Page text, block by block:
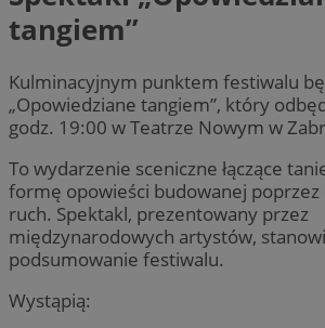
tangiem”
Kulminacyjnym punktem festiwalu
„Opowiedziane tangiem”, który
godz. 19:00 w Teatrze Nowym w
To wydarzenie sceniczne łączące
formę opowieści budowanej poprzez
ruch. Spektakl, prezentowany przez
międzynarodowych artystów,
podsumowanie festiwalu.
Wystąpią: